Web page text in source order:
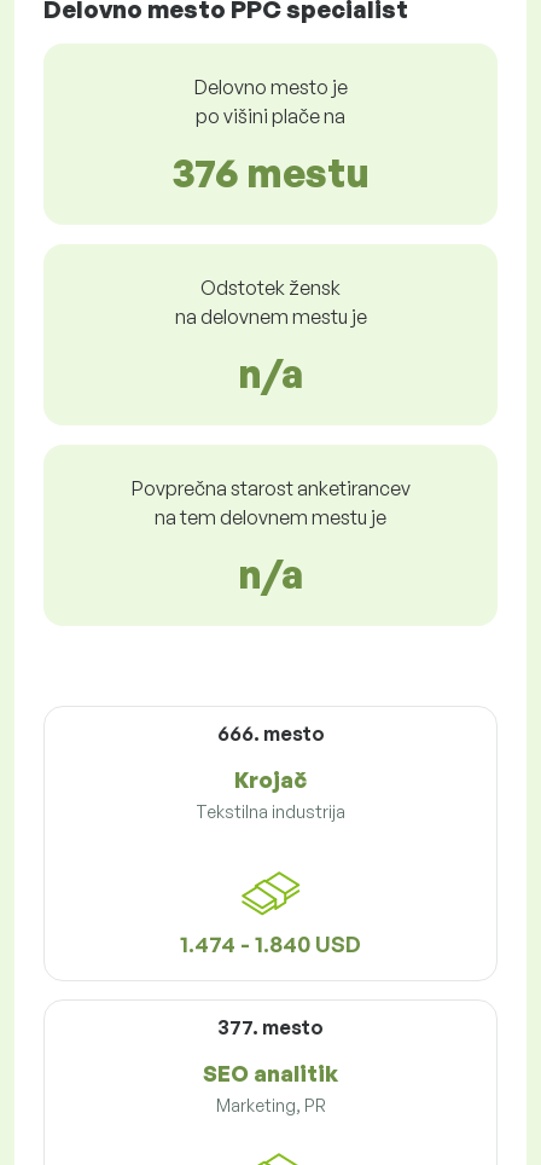
Delovno mesto PPC specialist
Delovno mesto je
po višini plače na
376 mestu
Odstotek žensk
na delovnem mestu je
n/a
Povprečna starost anketirancev
na tem delovnem mestu je
n/a
666. mesto
Krojač
Tekstilna industrija
1.474 - 1.840 USD
377. mesto
SEO analitik
Marketing, PR